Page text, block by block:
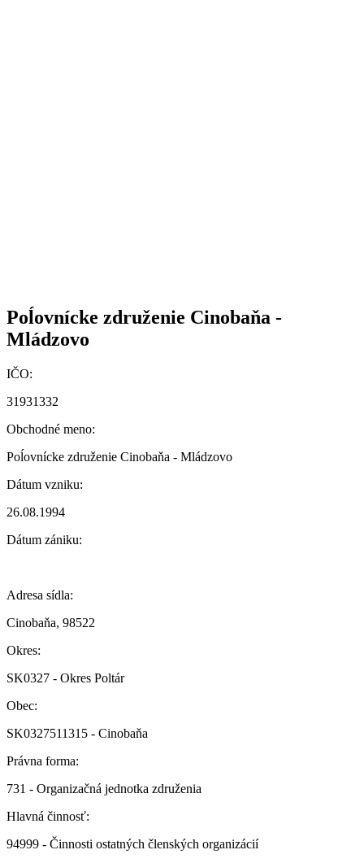
Poĺovnícke združenie Cinobaňa -
Mládzovo
IČO:
31931332
Obchodné meno:
Poĺovnícke združenie Cinobaňa - Mládzovo
Dátum vzniku:
26.08.1994
Dátum zániku:
Adresa sídla:
Cinobaňa, 98522
Okres:
SK0327 - Okres Poltár
Obec:
SK0327511315 - Cinobaňa
Právna forma:
731 - Organizačná jednotka združenia
Hlavná činnosť:
94999 - Činnosti ostatných členských organizácií